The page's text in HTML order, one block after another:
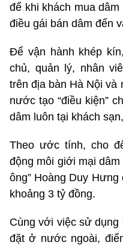
để khi khách mua
điều gái bán dâm đến
Để vận hành khép
chủ, quản lý, nhân
trên địa bàn Hà Nội và
nước tạo “điều kiện”
dâm luôn tại khách
Theo ước tính, cho
động môi giới mại dâm
ông” Hoàng Duy
khoảng 3 tỷ đồng.
Cùng với việc sử dụng
đặt ở nước ngoài,